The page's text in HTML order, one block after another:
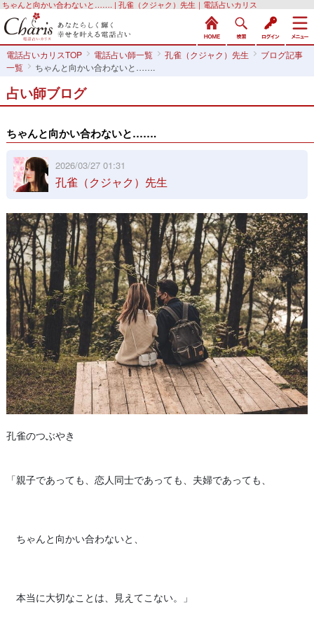
ちゃんと向かい合わないと……. | 孔雀（クジャク）先生｜電話占いカリス
電話占いカリスTOP 電話占い師一覧 孔雀（クジャク）先生
ブログ記事
一覧
ちゃんと向かい合わないと…….
占い師ブログ
ちゃんと向かい合わないと…….
2026/03/27 01:31
孔雀（クジャク）先生
孔雀のつぶやき
「親子であっても、恋人同士であっても、夫婦であっても、
ちゃんと向かい合わないと、
本当に大切なことは、見えてこない。」